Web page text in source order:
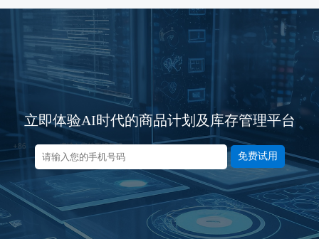
立即体验AI时代的商品计划及库存管理平台
免费试用